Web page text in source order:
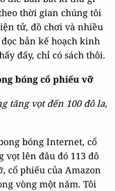
thời gian chúng tôi
tử, đồ chơi và nhiều
bản kế hoạch kinh
đấy, chỉ có sách thôi.
bóng cổ phiếu vỡ
tăng vọt đến 100 đô la,
bóng Internet, cổ
vọt lên đâu đó 113 đô
cổ phiếu của Amazon
vòng một năm. Tôi